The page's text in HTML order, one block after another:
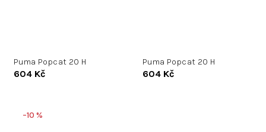
Puma Popcat 20 H
604 Kč
Puma Popcat 20 H
604 Kč
–10 %